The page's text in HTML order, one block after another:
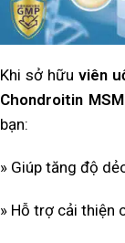
Khi sở hữuviên
Chondroitin
bạn:
» Giúp tăng độ
» Hỗ trợ cải thiện